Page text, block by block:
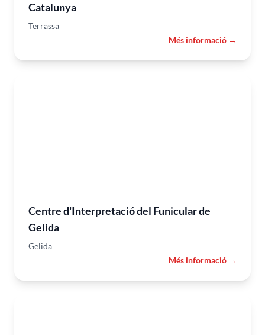
Catalunya
Terrassa
Més informació →
Centre d'Interpretació del Funicular de
Gelida
Gelida
Més informació →